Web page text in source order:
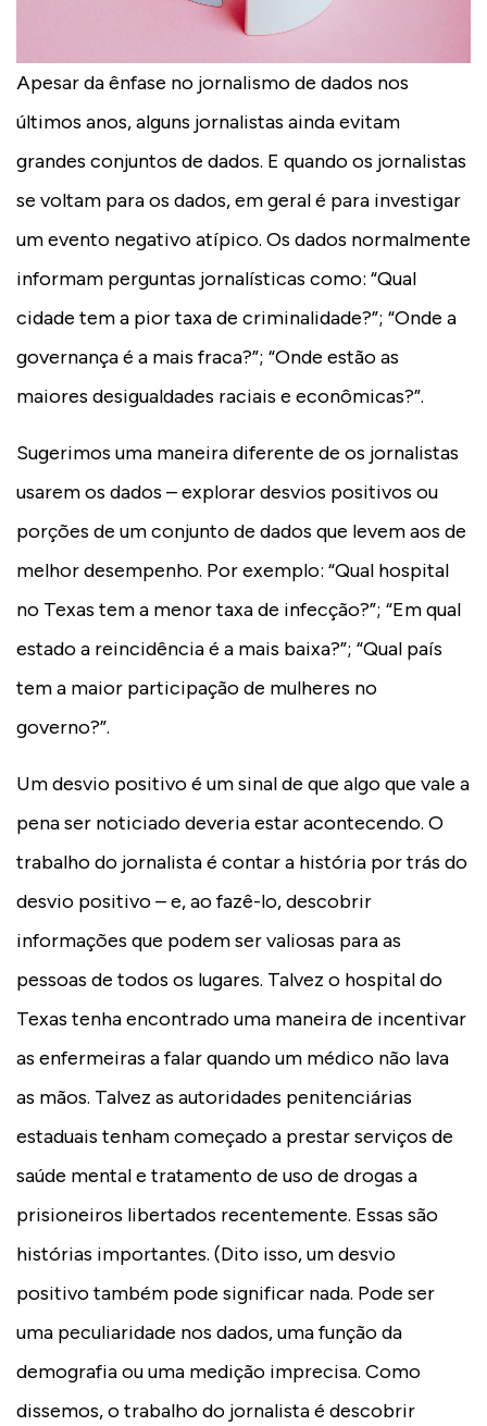
Apesar da ênfase no jornalismo de dados nos
últimos anos, alguns jornalistas ainda evitam
grandes conjuntos de dados. E quando os jornalistas
se voltam para os dados, em geral é para investigar
um evento negativo atípico. Os dados normalmente
informam perguntas jornalísticas como: “Qual
cidade tem a pior taxa de criminalidade?”; “Onde a
governança é a mais fraca?”; “Onde estão as
maiores desigualdades raciais e econômicas?”.
Sugerimos uma maneira diferente de os jornalistas
usarem os dados – explorar desvios positivos ou
porções de um conjunto de dados que levem aos de
melhor desempenho. Por exemplo: “Qual hospital
no Texas tem a menor taxa de infecção?”; “Em qual
estado a reincidência é a mais baixa?”; “Qual país
tem a maior participação de mulheres no
governo?”.
Um desvio positivo é um sinal de que algo que vale a
pena ser noticiado deveria estar acontecendo. O
trabalho do jornalista é contar a história por trás do
desvio positivo – e, ao fazê-lo, descobrir
informações que podem ser valiosas para as
pessoas de todos os lugares. Talvez o hospital do
Texas tenha encontrado uma maneira de incentivar
as enfermeiras a falar quando um médico não lava
as mãos. Talvez as autoridades penitenciárias
estaduais tenham começado a prestar serviços de
saúde mental e tratamento de uso de drogas a
prisioneiros libertados recentemente. Essas são
histórias importantes. (Dito isso, um desvio
positivo também pode significar nada. Pode ser
uma peculiaridade nos dados, uma função da
demografia ou uma medição imprecisa. Como
dissemos, o trabalho do jornalista é descobrir